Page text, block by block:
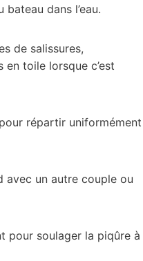
dans l’eau.
de salissures,
toile lorsque c’est
répartir uniformément
avec un autre couple ou
pour soulager la piqûre à